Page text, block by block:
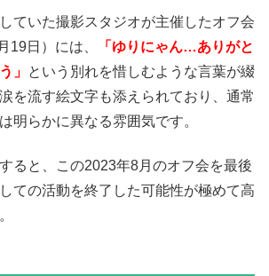
ていた撮影スタジオが主催したオフ会
19日）には、
「ゆりにゃん…ありがと
」 という別れを惜しむような言葉が綴
を流す絵文字も添えられており、通常
明らかに異なる雰囲気です。
ると、この2023年8月のオフ会を最後
ての活動を終了した可能性が極めて高